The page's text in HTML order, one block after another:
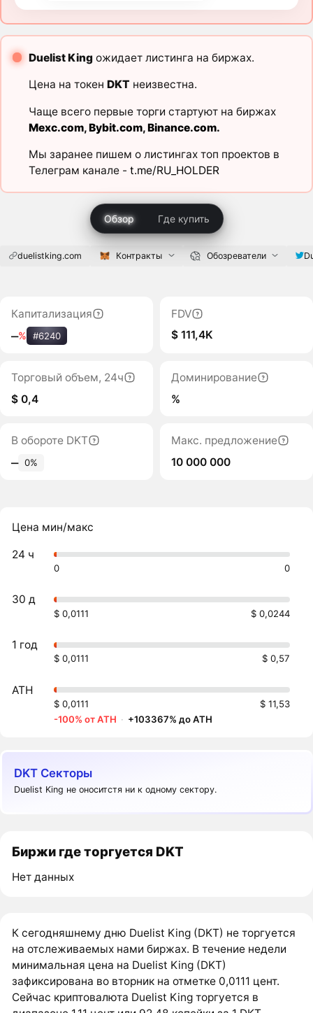
Duelist King ожидает листинга на биржах.
Цена на токен DKT неизвестна.
Чаще всего первые торги стартуют на биржах
Mexc.com,Bybit.com,Binance.com.
Мы заранее пишем о листингах топ проектов в
Телеграм канале - t.me/RU_HOLDER
Обзор Где купить
duelistking.com Контракты Обозреватели
Капитализация
‒% #6240
FDV
$ 111,4K
Торговый объем, 24ч
$ 0,4
Доминирование
%
В обороте DKT
‒ 0%
Макс. предложение
10 000 000
Цена мин/макс
24 ч
0 0
30 д
$ 0,0111 $ 0,0244
1 год
$ 0,0111 $ 0,57
ATH
$ 0,0111
$ 11,53
-100% от ATH · +103367% до ATH
DKT Секторы
Duelist King не оноситстя ни к одному сектору.
Биржи где торгуется DKT
Нет данных
К сегодняшнему дню Duelist King (DKT) не торгуется
на отслеживаемых нами биржах. В течение недели
минимальная цена на Duelist King (DKT)
зафиксирована во вторник на отметке 0,0111 цент.
Сейчас криптовалюта Duelist King торгуется в